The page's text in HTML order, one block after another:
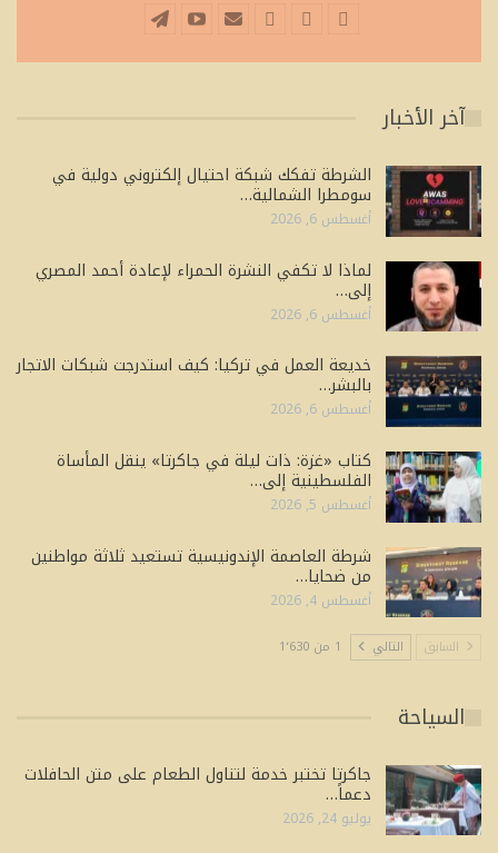
آخر الأخبار
الشرطة تفكك شبكة احتيال إلكتروني دولية في
سومطرا الشمالية…
أغسطس 6, 2026
لماذا لا تكفي النشرة الحمراء لإعادة أحمد المصري
إلى…
أغسطس 6, 2026
خديعة العمل في تركيا: كيف استدرجت شبكات الاتجار
بالبشر…
أغسطس 6, 2026
كتاب «غزة: ذات ليلة في جاكرتا» ينقل المأساة
الفلسطينية إلى…
أغسطس 5, 2026
شرطة العاصمة الإندونيسية تستعيد ثلاثة مواطنين
من ضحايا…
أغسطس 4, 2026
السابق التالي 1 من 1٬630
السياحة
جاكرتا تختبر خدمة لتناول الطعام على متن الحافلات
دعماً…
يوليو 24, 2026